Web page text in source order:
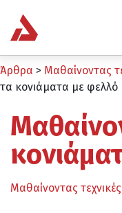
Άρθρα > Μαθαίνοντας
τα κονιάματα με φελλό
Μαθαίνοντας